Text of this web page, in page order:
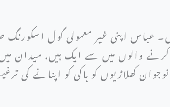
عباس اپنی غیر معمولی گول
والوں میں سے ایک ہیں. میدان
کھلاڑیوں کو ہاکی کو اپنانے کی